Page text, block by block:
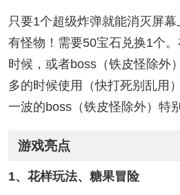
只要1个超级炸弹就能消灭屏
有怪物！需要50宝石兑换1个
时候，或者boss（铁皮怪除外
多的时候使用（快打死别乱用
一波的boss（铁皮怪除外）特
游戏亮点
1、花样玩法、糖果冒险